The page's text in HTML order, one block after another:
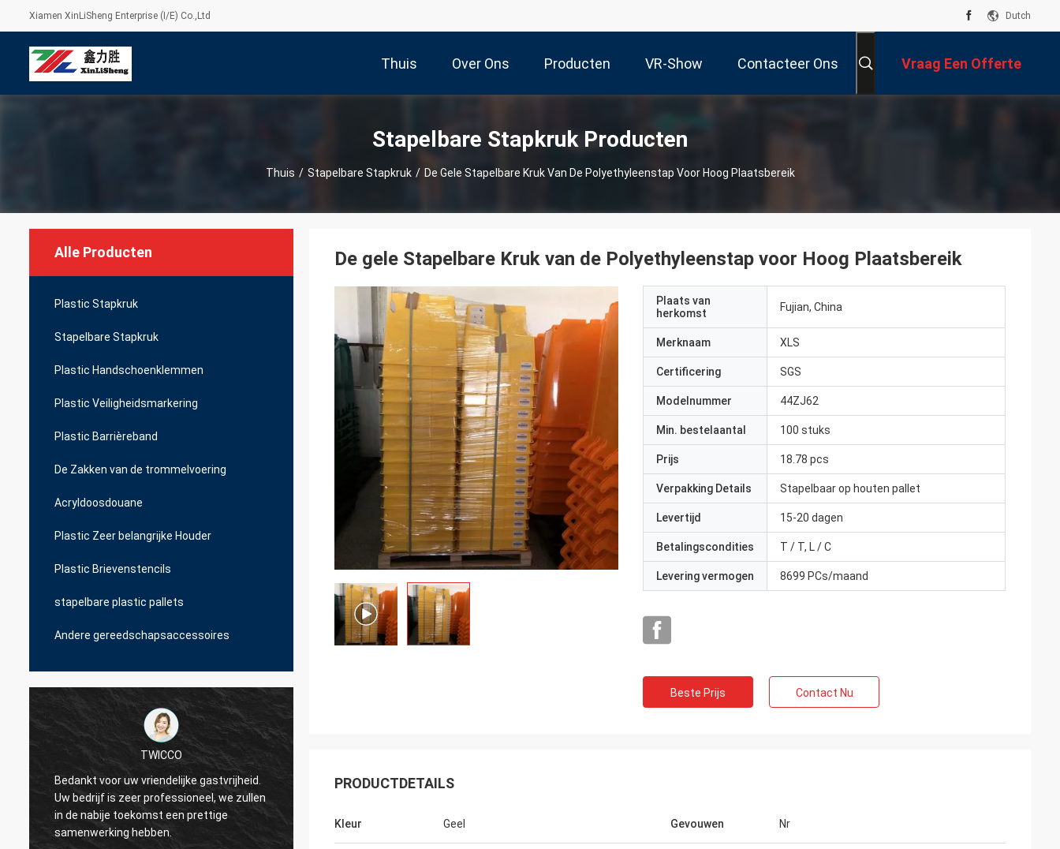
Xiamen XinLiSheng Enterprise (I/E) Co.,Ltd Dutch
Thuis Over Ons Producten VR-Show Contacteer Ons Vraag Een Offerte
Stapelbare Stapkruk Producten
Thuis / Stapelbare Stapkruk / De Gele Stapelbare Kruk Van De Polyethyleenstap Voor Hoog Plaatsbereik
Alle Producten
Plastic Stapkruk
Stapelbare Stapkruk
Plastic Handschoenklemmen
Plastic Veiligheidsmarkering
Plastic Barrièreband
De Zakken van de trommelvoering
Acryldoosdouane
Plastic Zeer belangrijke Houder
Plastic Brievenstencils
stapelbare plastic pallets
Andere gereedschapsaccessoires
TWICCO
Bedankt voor uw vriendelijke gastvrijheid.
Uw bedrijf is zeer professioneel, we zullen
in de nabije toekomst een prettige
samenwerking hebben.
De uitstekende kwaliteit en de oprechte
professionele、 wetenschappelijke
De gele Stapelbare Kruk van de Polyethyleenstap voor Hoog Plaatsbereik
Plaats van
herkomst
Fujian, China
Merknaam XLS
Certificering SGS
Modelnummer 44ZJ62
Min. bestelaantal 100 stuks
Prijs 18.78 pcs
Verpakking Details Stapelbaar op houten pallet
Levertijd 15-20 dagen
Betalingscondities T / T, L / C
Levering vermogen 8699 PCs/maand
Beste Prijs Contact Nu
PRODUCTDETAILS
Kleur Geel Gevouwen Nr